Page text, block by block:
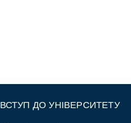
ВСТУП ДО УНІВЕРСИТЕТУ